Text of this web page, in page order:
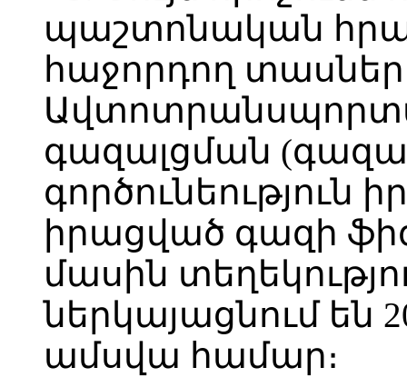
պաշտոնական
հաջորդող
գազալցման
գործունեություն
իրացված գազի
մասին
ներկայացնում են
ամսվա համար։